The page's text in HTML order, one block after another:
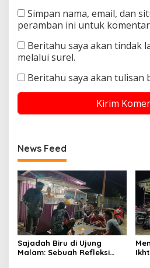
Simpan nama, email, dan
peramban ini untuk
Beritahu saya akan tindak
melalui surel.
Beritahu saya akan tulisan
News Feed
Sajadah Biru di Ujung
Malam: Sebuah Refleksi